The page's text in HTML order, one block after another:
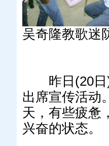
吴奇隆教歌迷
昨日(20日)
出席宣传活动
天，有些疲惫
兴奋的状态。